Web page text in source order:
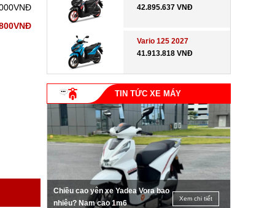
42.895.637 VNĐ
Vario 125 2027
41.913.818 VNĐ
TIN TỨC XE MÁY
Chiều cao yên xe Yadea Vora bao
nhiêu? Nam cao 1m6
Xem chi tiết